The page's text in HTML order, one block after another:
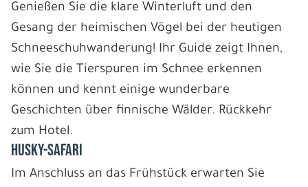
Genießen Sie die klare Winterluft und den
Gesang der heimischen Vögel bei der heutigen
Schneeschuhwanderung! Ihr Guide zeigt Ihnen,
wie Sie die Tierspuren im Schnee erkennen
können und kennt einige wunderbare
Geschichten über finnische Wälder. Rückkehr
zum Hotel.
HUSKY-SAFARI
Im Anschluss an das Frühstück erwarten Sie